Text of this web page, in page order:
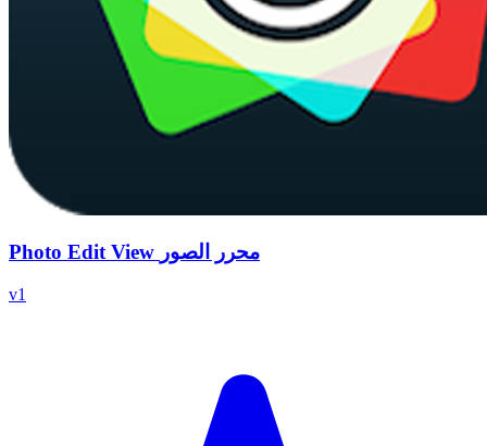
Photo Edit View محرر الصور
v1